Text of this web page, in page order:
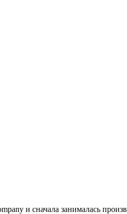
и сначала занималась